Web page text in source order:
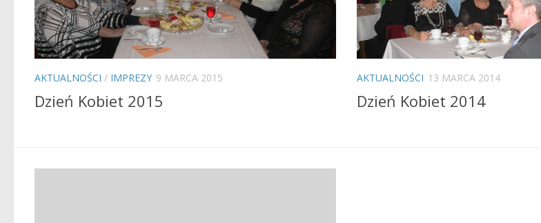
AKTUALNOŚCI / IMPREZY 9 MARCA 2015
Dzień Kobiet 2015
AKTUALNOŚCI 13 MARCA 2014
Dzień Kobiet 2014